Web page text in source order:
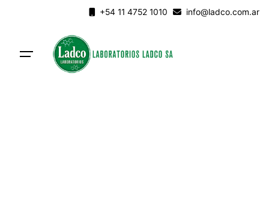
+54 11 4752 1010 info@ladco.com.ar